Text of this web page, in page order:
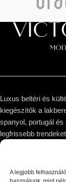
A legjobb
Luxus beltéri és
kiegészítők a
spanyol, portugál
legfrissebb
1044 Budapest,
Email: